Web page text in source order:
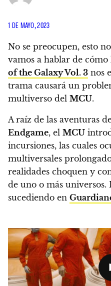
1 DE MAYO, 2023
No se preocupen, esto
vamos a hablar de
of the Galaxy Vol. 3 nos
trama causará un
multiverso del MCU.
A raíz de las aventuras
Endgame, el MCU
incursiones, las cuales
multiversales
realidades choquen y
de uno o más universos.
sucediendo en